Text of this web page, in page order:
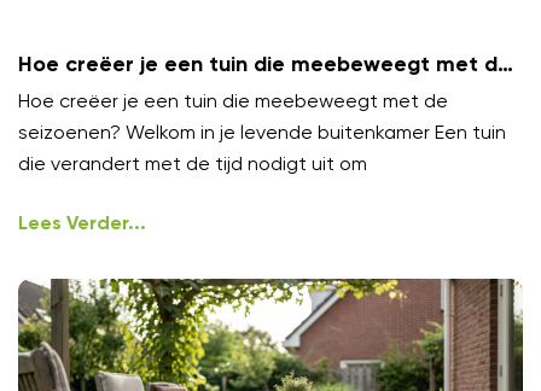
Hoe creëer je een tuin die meebeweegt met de
seizoenen?
Hoe creëer je een tuin die meebeweegt met de
seizoenen? Welkom in je levende buitenkamer Een tuin
die verandert met de tijd nodigt uit om
Lees Verder...